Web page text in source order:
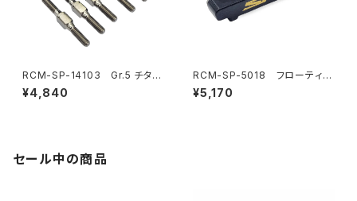
RCM-SP-14103 Gr.5 チタン
ターンバックルセット(オプショ
ン)
¥4,840
RCM-SP-5018 フローティン
グエレクトロニクスプレートバル
クヘッド(6.5g)(オプション)
¥5,170
セール中の商品